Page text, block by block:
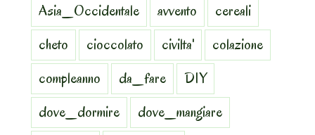
Asia_Occidentale
avvento
cereali
cheto
cioccolato civilta'
colazione
compleanno
da_fare
DIY
dove_dormire
dove_mangiare